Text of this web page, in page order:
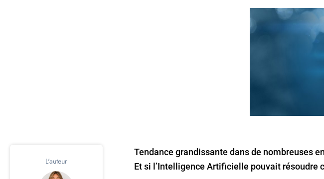
L'auteur
Tendance grandissante dans de nombreuses
Et si l’Intelligence Artificielle pouvait résoudre